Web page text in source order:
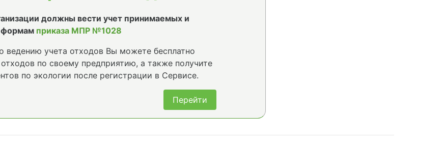
должны вести учет принимаемых и
формам приказа МПР №1028
ведению учета отходов Вы можете бесплатно
по своему предприятию, а также получите
по экологии после регистрации в Сервисе.
Перейти